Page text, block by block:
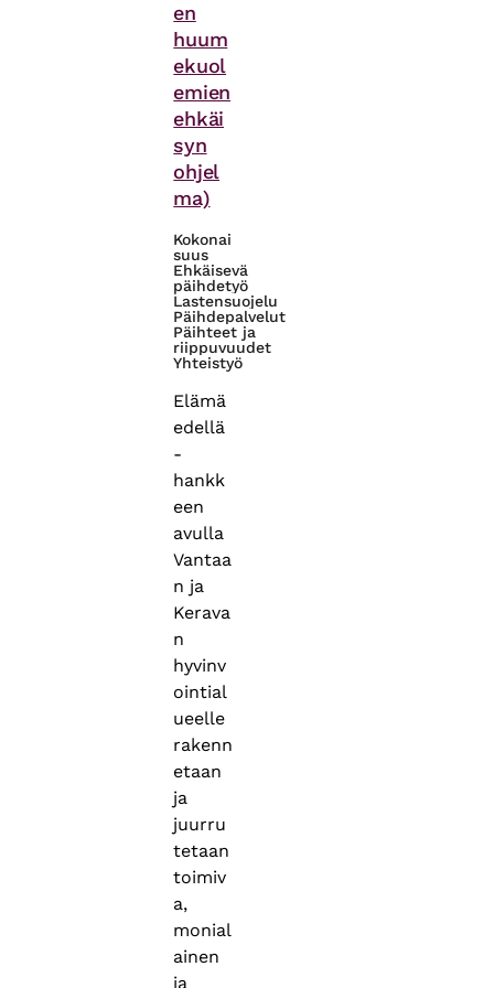
en
huum
ekuol
emien
ehkäi
syn
ohjel
ma)
Kokonai
suus
Ehkäisevä
päihdetyö
Lastensuojelu
Päihdepalvelut
Päihteet ja
riippuvuudet
Yhteistyö
Elämä
edellä
-
hankk
een
avulla
Vantaa
n ja
Kerava
n
hyvinv
ointial
ueelle
rakenn
etaan
ja
juurru
tetaan
toimiv
a,
monial
ainen
ja